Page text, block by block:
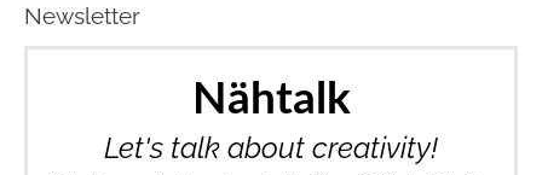
Newsletter
Nähtalk
Let's talk about creativity!